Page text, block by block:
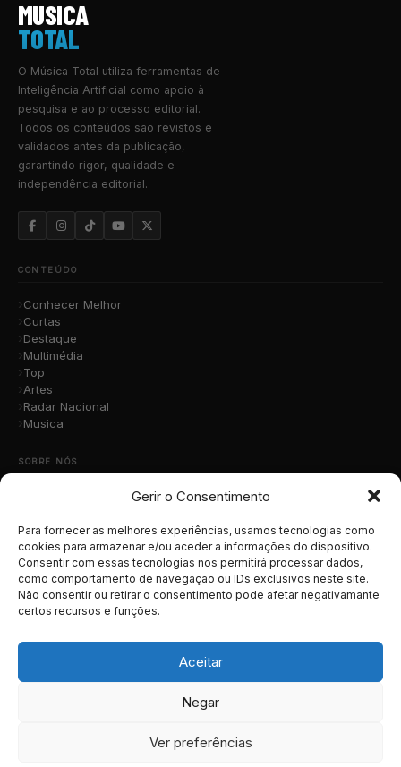
Gerir o Consentimento
Para fornecer as melhores experiências, usamos tecnologias como
cookies para armazenar e/ou aceder a informações do dispositivo.
Consentir com essas tecnologias nos permitirá processar dados,
como comportamento de navegação ou IDs exclusivos neste site.
Não consentir ou retirar o consentimento pode afetar negativamante
certos recursos e funções.
Aceitar
Negar
Ver preferências
MUSICA
TOTAL
O Música Total utiliza ferramentas de
Inteligência Artificial como apoio à
pesquisa e ao processo editorial.
Todos os conteúdos são revistos e
validados antes da publicação,
garantindo rigor, qualidade e
independência editorial.
CONTEÚDO
Conhecer Melhor
Curtas
Destaque
Multimédia
Top
Artes
Radar Nacional
Musica
SOBRE NÓS
Contacto
Submete a Tua Música
Publicidade
Apoiar o Projeto